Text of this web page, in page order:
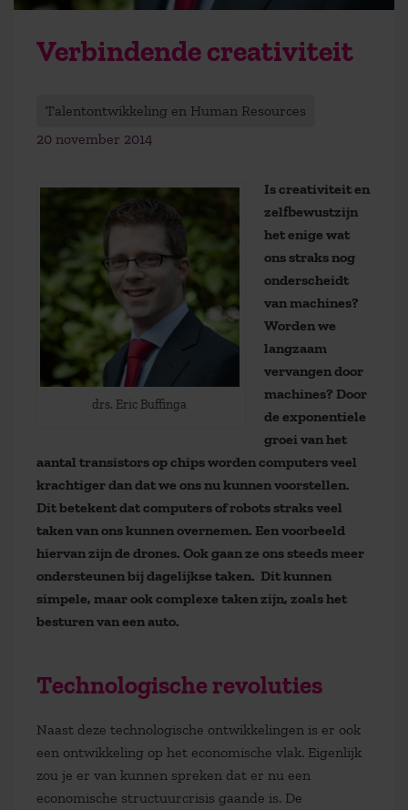
Verbindende creativiteit
Talentontwikkeling en Human Resources
20 november 2014
drs. Eric Buffinga
Is creativiteit en
zelfbewustzijn
het enige wat
ons straks nog
onderscheidt
van machines?
Worden we
langzaam
vervangen door
machines? Door
de exponentiele
groei van het
aantal transistors op chips worden computers veel
krachtiger dan dat we ons nu kunnen voorstellen.
Dit betekent dat computers of robots straks veel
taken van ons kunnen overnemen. Een voorbeeld
hiervan zijn de drones. Ook gaan ze ons steeds meer
ondersteunen bij dagelijkse taken. Dit kunnen
simpele, maar ook complexe taken zijn, zoals het
besturen van een auto.
Technologische revoluties
Naast deze technologische ontwikkelingen is er ook
een ontwikkeling op het economische vlak. Eigenlijk
zou je er van kunnen spreken dat er nu een
economische structuurcrisis gaande is. De